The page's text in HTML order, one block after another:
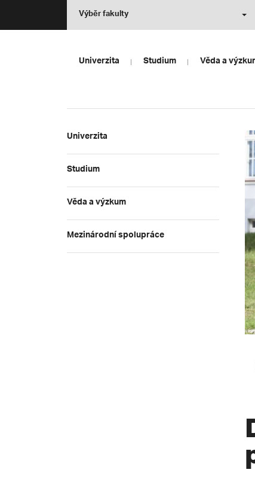
Výběr fakulty
Univerzita Studium Věda a
Univerzita
Studium
Věda a výzkum
Mezinárodní spolupráce